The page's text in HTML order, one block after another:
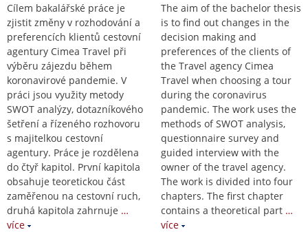
Cílem bakalářské práce je
zjistit změny v rozhodování a
preferencích klientů cestovní
agentury Cimea Travel při
výběru zájezdu během
koronavirové pandemie. V
práci jsou využity metody
SWOT analýzy, dotazníkového
šetření a řízeného rozhovoru
s majitelkou cestovní
agentury. Práce je rozdělena
do čtyř kapitol. První kapitola
obsahuje teoretickou část
zaměřenou na cestovní ruch,
druhá kapitola zahrnuje …
více
The aim of the bachelor thesis
is to find out changes in the
decision making and
preferences of the clients of
the Travel agency Cimea
Travel when choosing a tour
during the coronavirus
pandemic. The work uses the
methods of SWOT analysis,
questionnaire survey and
guided interview with the
owner of the travel agency.
The work is divided into four
chapters. The first chapter
contains a theoretical part …
více